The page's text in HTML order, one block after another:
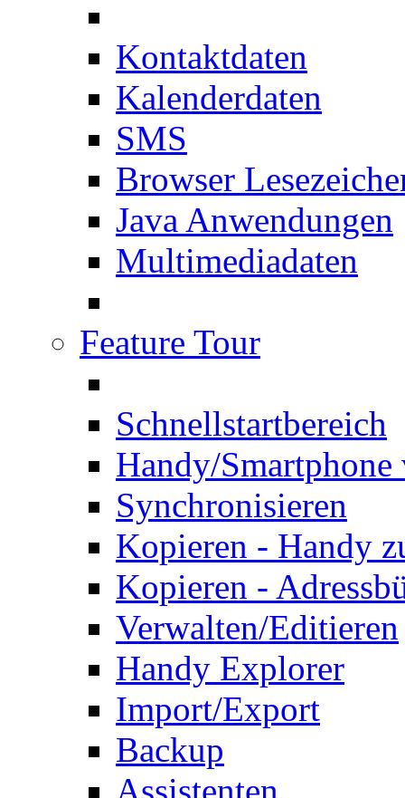
Kontaktdaten
Kalenderdaten
SMS
Browser
Java Anwendungen
Multimediadaten
Feature Tour
Schnellstartbereich
Handy/Smartphone
Synchronisieren
Kopieren - Handy
Kopieren -
Verwalten/Editieren
Handy Explorer
Import/Export
Backup